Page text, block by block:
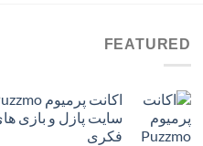
FEATURED
سایت پازل و بازی
فکری